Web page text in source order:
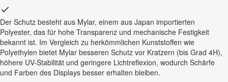
Der Schutz besteht aus Mylar, einem aus Japan importierten
Polyester, das für hohe Transparenz und mechanische Festigkeit
bekannt ist. Im Vergleich zu herkömmlichen Kunststoffen wie
Polyethylen bietet Mylar besseren Schutz vor Kratzern (bis Grad 4H),
höhere UV-Stabilität und geringere Lichtreflexion, wodurch Schärfe
und Farben des Displays besser erhalten bleiben.